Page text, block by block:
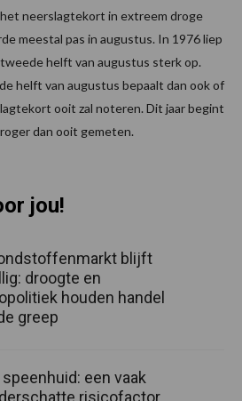
neerslagtekort in extreem droge
meestal pas in augustus. In 1976 liep
helft van augustus sterk op.
helft van augustus bepaalt dan ook of
ooit zal noteren. Dit jaar begint
dan ooit gemeten.
jou!
blijft
droogte en
houden handel
greep
speenhuid: een vaak
risicofactor